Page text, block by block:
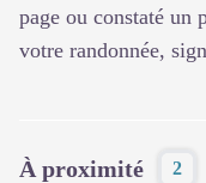
page ou constaté un
votre randonnée,
À proximité 2